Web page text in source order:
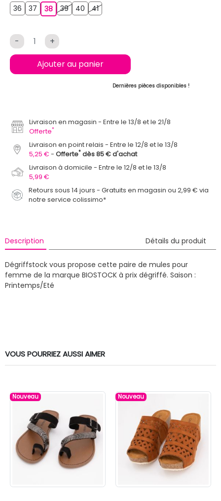
36 3637 373838393940 404141
- +
Ajouter au panier
Dernières pièces disponibles !
Livraison en magasin
Entre le 13/8 et le 21/8
Offerte*
Livraison en point relais
Entre le 12/8 et le 13/8
5,25 €
Offerte* dès 85 € d'achat
Livraison à domicile
Entre le 12/8 et le 13/8
5,99 €
Retours sous 14 jours - Gratuits en magasin ou 2,99 € via
notre service colissimo*
Description Détails du produit
Dégriffstock vous propose cette paire de mules pour
femme de la marque BIOSTOCK à prix dégriffé. Saison :
Printemps/Eté
VOUS POURRIEZ AUSSI AIMER
Nouveau Nouveau